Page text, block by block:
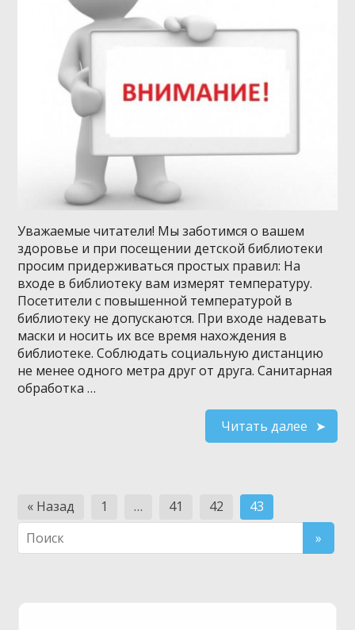
Уважаемые читатели! Мы заботимся о вашем
здоровье и при посещении детской библиотеки
просим придерживаться простых правил: На
входе в библиотеку вам измерят температуру.
Посетители с повышенной температурой в
библиотеку не допускаются. При входе надевать
маски и носить их все время нахождения в
библиотеке. Соблюдать социальную дистанцию
не менее одного метра друг от друга. Санитарная
обработка …
Читать далее
Навигация
по
записям
« Назад 1 … 41 42 43